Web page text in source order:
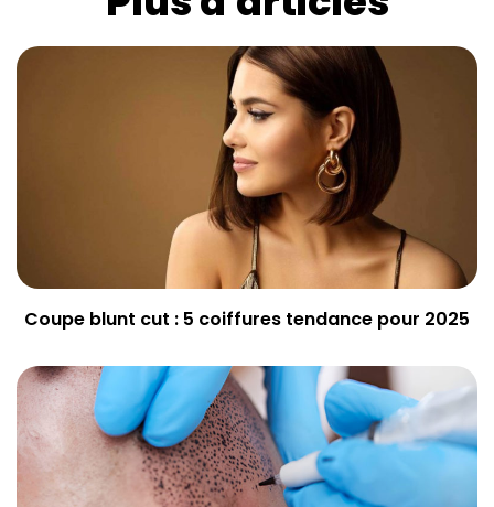
Coupe blunt cut : 5 coiffures tendance pour 2025